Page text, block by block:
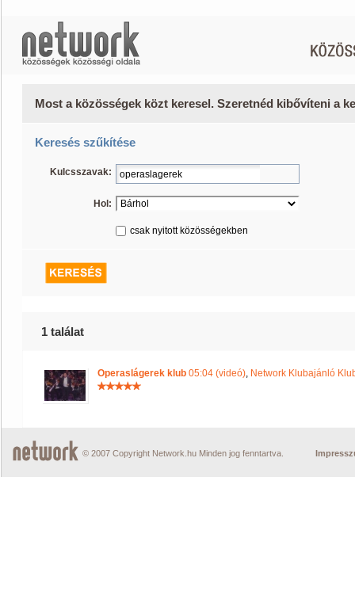
Most a közösségek közt keresel. Szeretnéd kibővíteni a
Keresés szűkítése
Kulcsszavak:
Hol:
csak nyitott közösségekben
1 találat
Operaslágerek klub 05:04 (videó), Network Klubajánló
© 2007 Copyright Network.hu Minden jog fenntartva.